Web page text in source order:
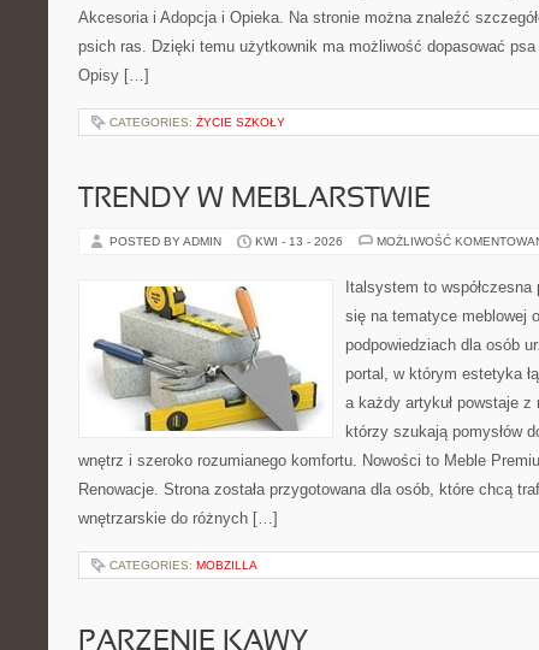
Akcesoria i Adopcja i Opieka. Na stronie można znaleźć
psich ras. Dzięki temu użytkownik ma możliwość dopasować
Opisy […]
CATEGORIES: ŻYCIE SZKOŁY
TRENDY W MEBLARSTWIE
POSTED BY ADMIN KWI - 13 - 2026 MOŻLIWOŚĆ
Italsystem to
się na tematyce meblowej
podpowiedziach dla osób
portal, w którym estetyka
a każdy artykuł powstaje
którzy szukają pomysłów
wnętrz i szeroko rozumianego komfortu. Nowości to Meble
Renowacje. Strona została przygotowana dla osób, które chcą
wnętrzarskie do różnych […]
CATEGORIES: MOBZILLA
PARZENIE KAWY